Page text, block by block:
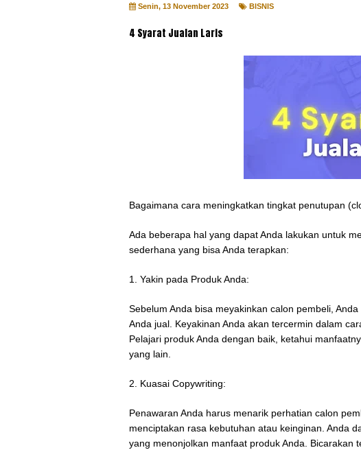
Senin, 13 November 2023 BISNIS
4 Syarat Jualan Laris
Bagaimana cara meningkatkan tingkat penutupan
Ada beberapa hal yang dapat Anda lakukan untuk
sederhana yang bisa Anda terapkan:
1. Yakin pada Produk Anda:
Sebelum Anda bisa meyakinkan calon pembeli,
Anda jual. Keyakinan Anda akan tercermin dalam
Pelajari produk Anda dengan baik, ketahui
yang lain.
2. Kuasai Copywriting:
Penawaran Anda harus menarik perhatian calon
menciptakan rasa kebutuhan atau keinginan. Anda
yang menonjolkan manfaat produk Anda. Bicarakan